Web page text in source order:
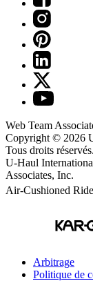
Web Team
Copyright © 2026
Tous droits réservés.
U-Haul
Associates, Inc.
Air-Cushioned Ride
Arbitrage
Politique de